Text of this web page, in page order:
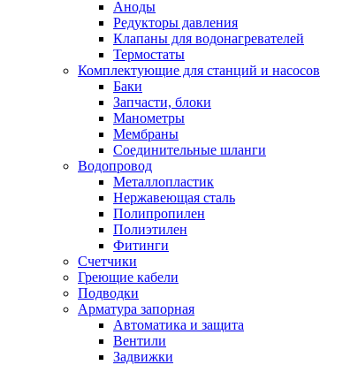
Аноды
Редукторы давления
Клапаны для водонагревателей
Термостаты
Комплектующие для станций и насосов
Баки
Запчасти, блоки
Манометры
Мембраны
Соединительные шланги
Водопровод
Металлопластик
Нержавеющая сталь
Полипропилен
Полиэтилен
Фитинги
Счетчики
Греющие кабели
Подводки
Арматура запорная
Автоматика и защита
Вентили
Задвижки